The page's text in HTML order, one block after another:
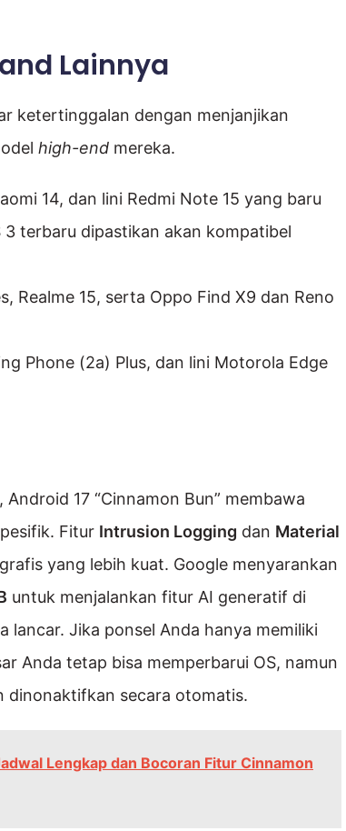
Lainnya
ketertinggalan dengan menjanjikan
high-end mereka.
14, dan lini Redmi Note 15 yang baru
3 terbaru dipastikan akan kompatibel
Realme 15, serta Oppo Find X9 dan Reno
Phone (2a) Plus, dan lini Motorola Edge
17 “Cinnamon Bun” membawa
Fitur Intrusion Logging dan Material
yang lebih kuat. Google menyarankan
untuk menjalankan fitur AI generatif di
lancar. Jika ponsel Anda hanya memiliki
Anda tetap bisa memperbarui OS, namun
dinonaktifkan secara otomatis.
Lengkap dan Bocoran Fitur Cinnamon